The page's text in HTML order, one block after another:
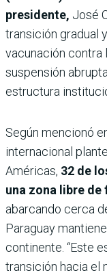
presidente, José
transición gradual
vacunación contra
suspensión
estructura
Según mencionó
internacional
Américas, 32 de
una zona libre
abarcando cerca
Paraguay
continente. “Este
transición hacia el